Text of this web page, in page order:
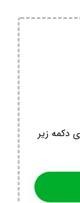
دکمه زیر